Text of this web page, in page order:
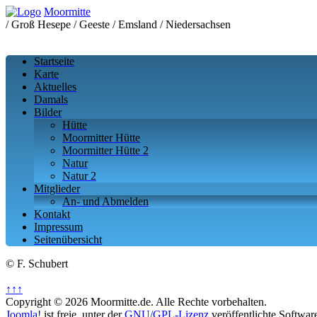
Moormitte
/ Groß Hesepe / Geeste / Emsland / Niedersachsen
Startseite
Karte
Aktuelles
Damals
Bilder
Hütte
Moormitter Hütte
Moormitter Hütte 2
Natur
Natur 2
Mitglieder
An- und Abmelden
Kontakt
Impressum
Seitenübersicht
© F. Schubert
↑↑↑
Copyright © 2026 Moormitte.de. Alle Rechte vorbehalten.
Joomla! ist freie, unter derGNU/GPL-Lizenz veröffentlichte